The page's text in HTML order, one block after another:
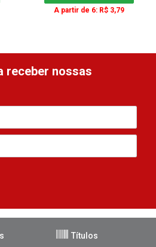
A partir de 6: R$ 3,79
receber nossas
Títulos